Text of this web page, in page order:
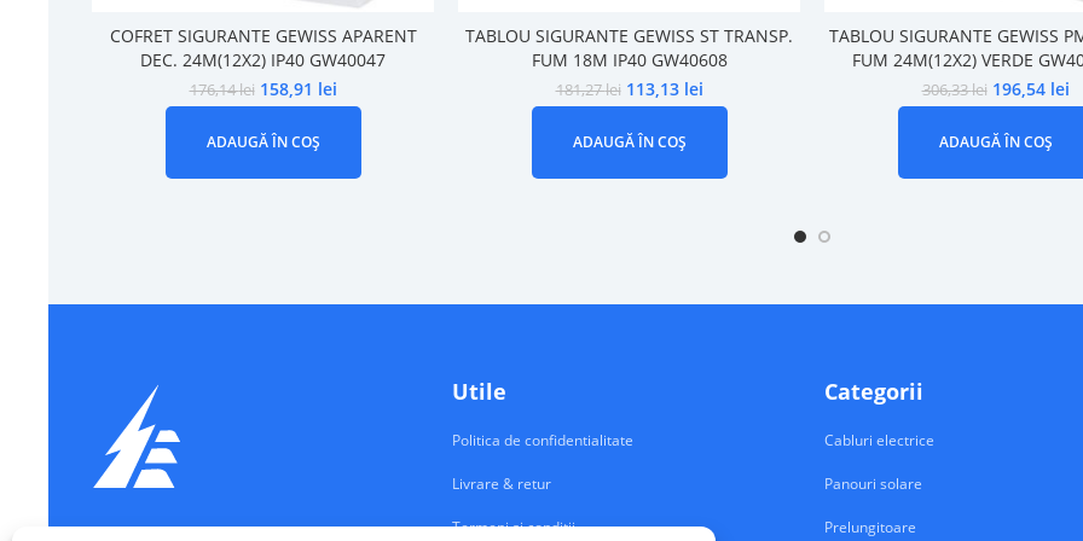
COFRET SIGURANTE GEWISS APARENT
DEC. 24M(12X2) IP40 GW40047
176,14lei 158,91 lei
ADAUGĂ ÎN COȘ
TABLOU SIGURANTE GEWISS ST TRANSP.
FUM 18M IP40 GW40608
181,27lei 113,13 lei
ADAUGĂ ÎN COȘ
TABLOU SIGURANTE GEWISS
FUM 24M(12X2) VERDE
306,33lei 196,54 lei
ADAUGĂ ÎN COȘ
Utile
Politica de confidentialitate
Livrare & retur
Termeni si conditii
Categorii
Cabluri electrice
Panouri solare
Prelungitoare